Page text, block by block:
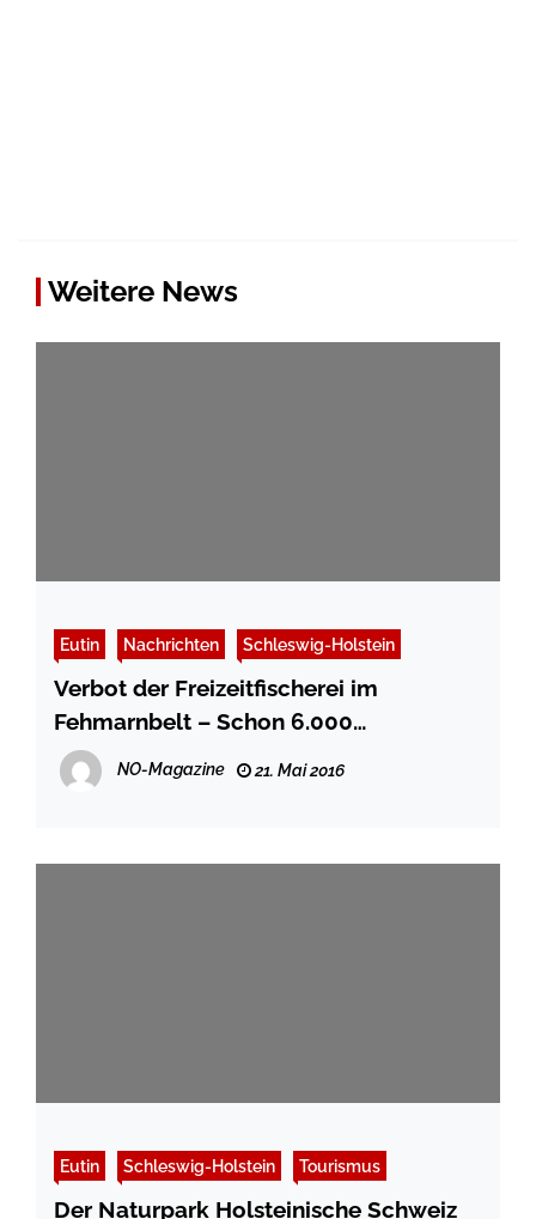
Weitere News
Eutin Nachrichten Schleswig-Holstein
Verbot der Freizeitfischerei im
Fehmarnbelt – Schon 6.000
Unterschriften dagegen eingesammelt
NO-Magazine 21. Mai 2016
Eutin Schleswig-Holstein Tourismus
Der Naturpark Holsteinische Schweiz